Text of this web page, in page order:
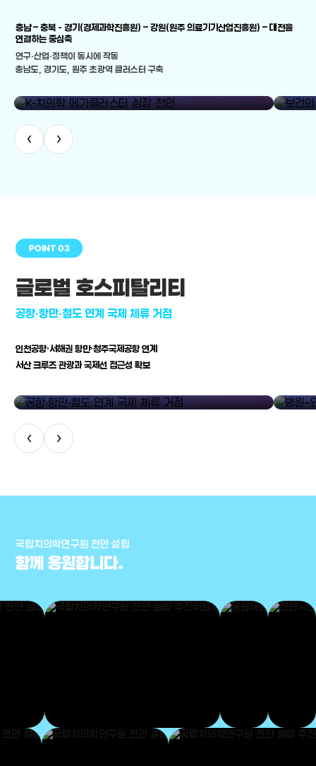
충남 – 충북 - 경기(경제과학진흥원) – 강원(원주 의료기기산업진흥원) – 대전을
연결하는 중심축
연구·산업·정책이 동시에 작동
충남도, 경기도, 원주 초광역 클러스터 구축
‹ ›
POINT 03
글로벌 호스피탈리티
공항·항만·철도 연계 국제 체류 거점
인천공항·서해권 항만·청주국제공항 연계
서산 크루즈 관광과 국제선 접근성 확보
‹ ›
국립치의학연구원 천안 설립
함께 응원합니다.